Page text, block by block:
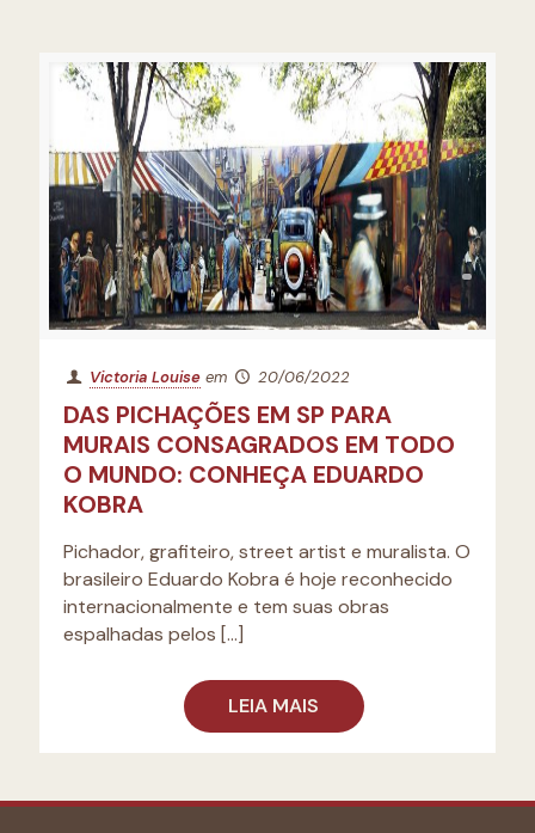
Victoria Louise em 20/06/2022
DAS PICHAÇÕES EM SP PARA
MURAIS CONSAGRADOS EM TODO
O MUNDO: CONHEÇA EDUARDO
KOBRA
Pichador, grafiteiro, street artist e muralista. O
brasileiro Eduardo Kobra é hoje reconhecido
internacionalmente e tem suas obras
espalhadas pelos […]
LEIA MAIS